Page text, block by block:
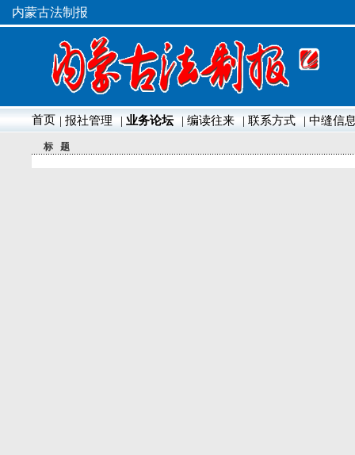
内蒙古法制报
首页 | 报社管理 | 业务论坛 | 编读往来 | 联系方式 | 中缝信
标 题